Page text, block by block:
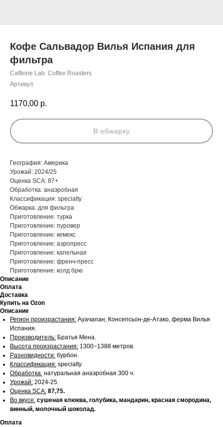
Кофе Сальвадор Вилья Испания для
фильтра
Caffeine Lab. Coffee Roasters
Артикул:
1170,00 р.
В обжарку
География: Америка
Урожай: 2024/25
Оценка SCA: 87+
Обработка: анаэробная
Классификация: specialty
Обжарка: для фильтра
Приготовление: турка
Приготовление: пуровер
Приготовление: кемекс
Приготовление: аэропресс
Приготовление: капельная
Приготовление: френч-пресс
Приготовление: колд брю
Описание
Оплата
Доставка
Купить на Ozon
Описание
Регион произрастания: Ауачапан, Консепсьон-де-Атако, ферма Вилья
Испания.
Производитель: Братья Мена.
Высота произрастания: 1300−1388 метров.
Разновидности: бурбон.
Классификация: specialty.
Обработка: натуральная анаэробная 300 ч.
Урожай: 2024-25.
Оценка SCA: 87,75.
Во вкусе: сушеная клюква, голубика, мандарин, красная смородина,
винный, молочный шоколад.
Оплата